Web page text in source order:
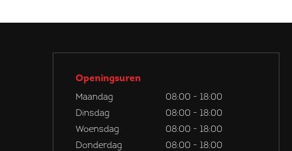
Openingsuren
Maandag
08:00 - 18:00
Dinsdag
08:00 - 18:00
Woensdag
08:00 - 18:00
Donderdag
08:00 - 18:00